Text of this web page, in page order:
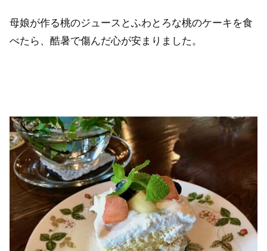
母娘が作る桃のジュースとふわとろな桃のケーキを食
べたら、酷暑で傷んだ心が安まりました。